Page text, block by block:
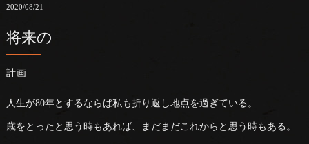
2020/08/21
計画
将来の
人生が80年とするならば私も折り返し地点を過ぎている。
歳をとったと思う時もあれば、まだまだこれからと思う時もある。